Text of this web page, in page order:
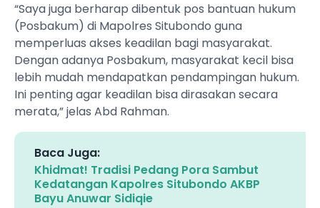
“Saya juga berharap dibentuk pos bantuan hukum
(Posbakum) di Mapolres Situbondo guna
memperluas akses keadilan bagi masyarakat.
Dengan adanya Posbakum, masyarakat kecil bisa
lebih mudah mendapatkan pendampingan hukum.
Ini penting agar keadilan bisa dirasakan secara
merata,” jelas Abd Rahman.
Baca Juga:
Khidmat! Tradisi Pedang Pora Sambut
Kedatangan Kapolres Situbondo AKBP
Bayu Anuwar Sidiqie